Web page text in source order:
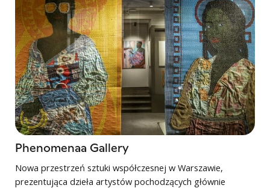
Phenomenaa Gallery
Nowa przestrzeń sztuki współczesnej w Warszawie,
prezentująca dzieła artystów pochodzących głównie